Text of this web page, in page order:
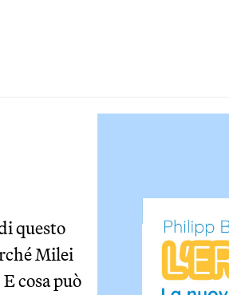
questo
Milei
cosa può